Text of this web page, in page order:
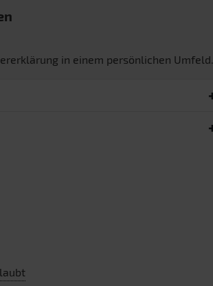
in einem persönlichen Umfeld.